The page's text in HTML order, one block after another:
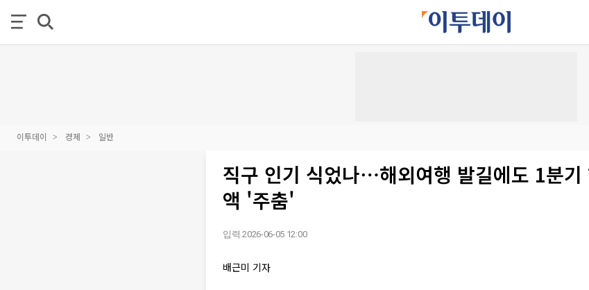
이투데이 경제 일반
직구 인기 식었나⋯해외여행 발길에도 1분기
액 '주춤'
입력 2026-06-05 12:00
배근미 기자